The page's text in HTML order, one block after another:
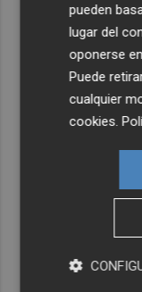
pueden
lugar del
oponerse
Puede
cualquier
cookies .